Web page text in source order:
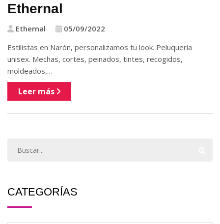
Ethernal
Ethernal
05/09/2022
Estilistas en Narón, personalizamos tu look. Peluquería
unisex. Mechas, cortes, peinados, tintes, recogidos,
moldeados,…
Leer más
CATEGORÍAS